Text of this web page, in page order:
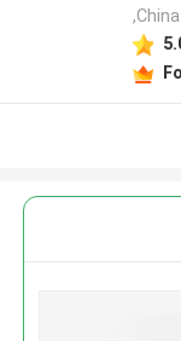
,China